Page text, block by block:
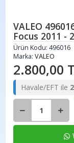
VALEO
Focus 2011 -
Ürün Kodu: 496016
Marka: VALEO
2.800,00
Havale/EFT ile